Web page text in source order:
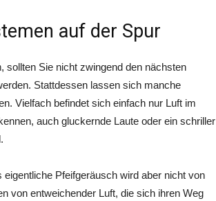
auf der Spur
sollten Sie nicht zwingend den nächsten
Stattdessen lassen sich manche
Vielfach befindet sich einfach nur Luft im
auch gluckernde Laute oder ein schriller
Pfeifgeräusch wird aber nicht von
von entweichender Luft, die sich ihren Weg